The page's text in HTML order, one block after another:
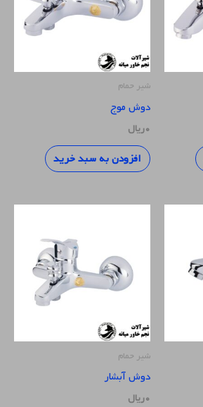
شیر حمام
دوش موج
۰ریال
افزودن به سبد خرید
شیر حمام
دوش آبشار
۰ریال